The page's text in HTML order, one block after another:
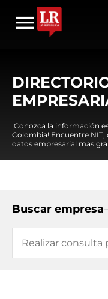
¡Conozca la información
Colombia! Encuentre NIT,
datos empresarial mas
Buscar empresa